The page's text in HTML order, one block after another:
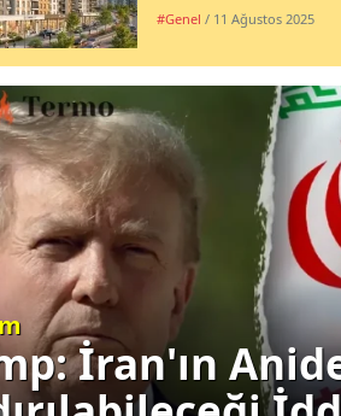
#Genel / 11 Ağustos 2025
Erdoğan: